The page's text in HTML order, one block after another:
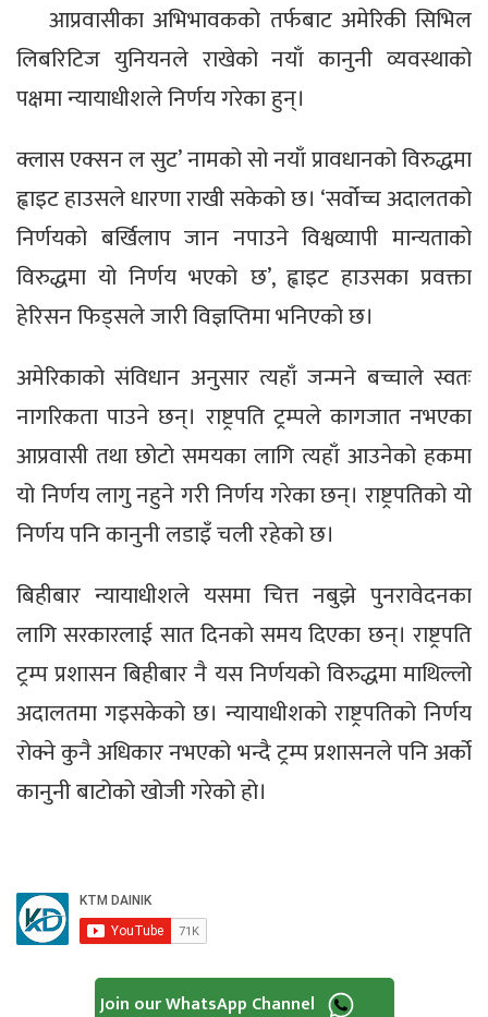
आप्रवासीका अभिभावकको तर्फबाट अमेरिकी सिभिल
लिबरिटिज युनियनले राखेको नयाँ कानुनी व्यवस्थाको
पक्षमा न्यायाधीशले निर्णय गरेका हुन्।
क्लास एक्सन ल सुट’ नामको सो नयाँ प्रावधानको विरुद्धमा
ह्वाइट हाउसले धारणा राखी सकेको छ। ‘सर्वोच्च अदालतको
निर्णयको बर्खिलाप जान नपाउने विश्वव्यापी मान्यताको
विरुद्धमा यो निर्णय भएको छ’, ह्वाइट हाउसका प्रवक्ता
हेरिसन फिड्सले जारी विज्ञप्तिमा भनिएको छ।
अमेरिकाको संविधान अनुसार त्यहाँ जन्मने बच्चाले स्वतः
नागरिकता पाउने छन्। राष्ट्रपति ट्रम्पले कागजात नभएका
आप्रवासी तथा छोटो समयका लागि त्यहाँ आउनेको हकमा
यो निर्णय लागु नहुने गरी निर्णय गरेका छन्। राष्ट्रपतिको यो
निर्णय पनि कानुनी लडाइँ चली रहेको छ।
बिहीबार न्यायाधीशले यसमा चित्त नबुझे पुनरावेदनका
लागि सरकारलाई सात दिनको समय दिएका छन्। राष्ट्रपति
ट्रम्प प्रशासन बिहीबार नै यस निर्णयको विरुद्धमा माथिल्लो
अदालतमा गइसकेको छ। न्यायाधीशको राष्ट्रपतिको निर्णय
रोक्ने कुनै अधिकार नभएको भन्दै ट्रम्प प्रशासनले पनि अर्को
कानुनी बाटोको खोजी गरेको हो।
Join our WhatsApp Channel